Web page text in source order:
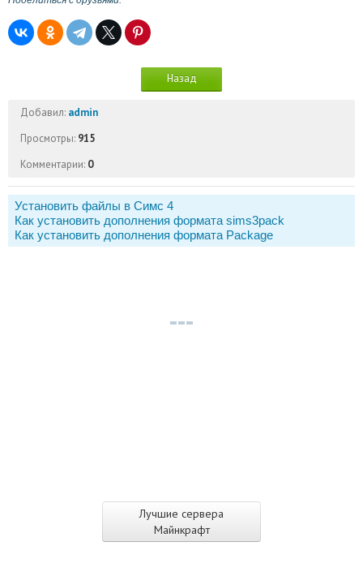
Лучшие сервера
Майнкрафт
Назад
Добавил: admin
Просмотры: 915
Комментарии: 0
Установить файлы в Симс 4
Как установить дополнения формата sims3pack
Как установить дополнения формата Package